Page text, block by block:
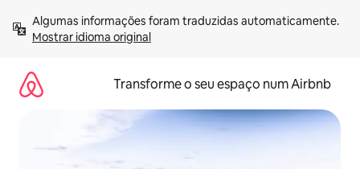
para
Mostrar idioma original
Transforme o seu espaço num Airbnb